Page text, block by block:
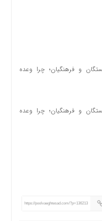
و فرهنگیان؛ چرا وعده
و فرهنگیان؛ چرا وعده
https://poolvaeghtesad.com/?p=136213